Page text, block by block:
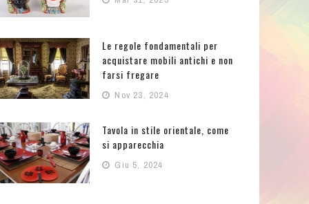
Le regole fondamentali per
acquistare mobili antichi e non
farsi fregare
Nov 23, 2024
Tavola in stile orientale, come
si apparecchia
Giu 5, 2024